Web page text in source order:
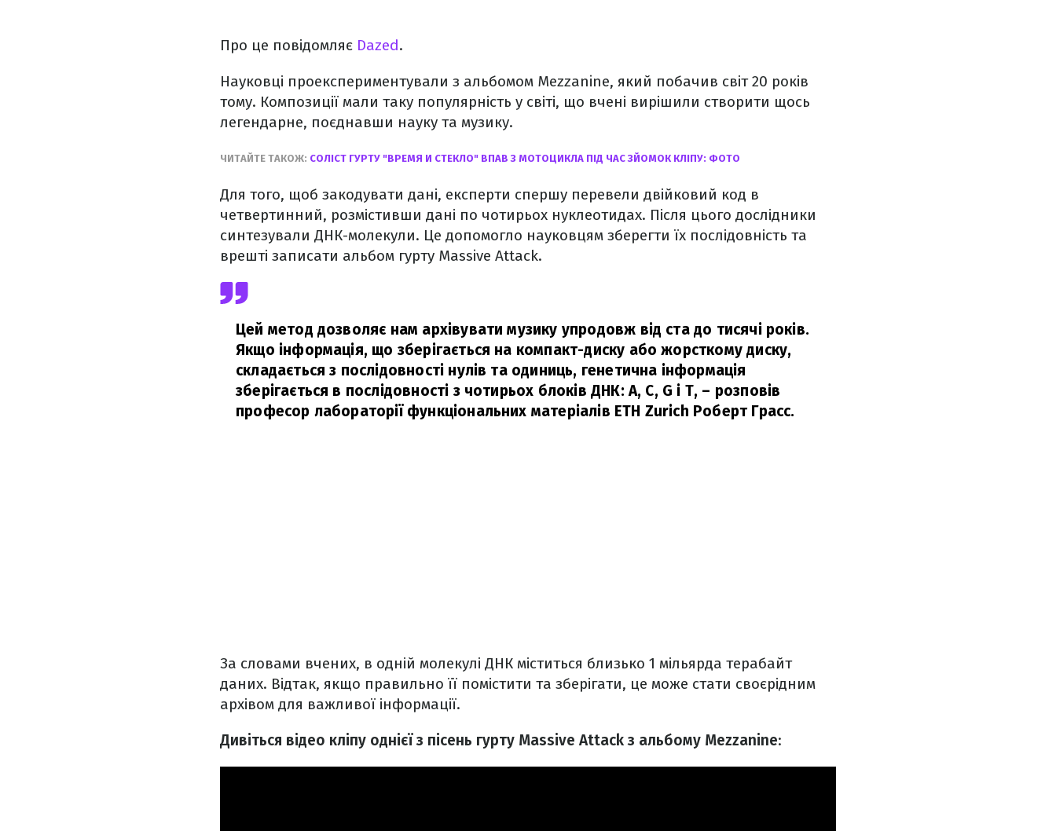
Про це повідомляє Dazed.
Науковці проекспериментували з альбомом Mezzanine, який побачив світ 20 років
тому. Композиції мали таку популярність у світі, що вчені вирішили створити щось
легендарне, поєднавши науку та музику.
ЧИТАЙТЕ ТАКОЖ: СОЛІСТ ГУРТУ "ВРЕМЯ И СТЕКЛО" ВПАВ З МОТОЦИКЛА ПІД ЧАС ЗЙОМОК КЛІПУ: ФОТО
Для того, щоб закодувати дані, експерти спершу перевели двійковий код в
четвертинний, розмістивши дані по чотирьох нуклеотидах. Після цього дослідники
синтезували ДНК-молекули. Це допомогло науковцям зберегти їх послідовність та
врешті записати альбом гурту Massive Attack.
Цей метод дозволяє нам архівувати музику упродовж від ста до тисячі років.
Якщо інформація, що зберігається на компакт-диску або жорсткому диску,
складається з послідовності нулів та одиниць, генетична інформація
зберігається в послідовності з чотирьох блоків ДНК: A, C, G і T, – розповів
професор лабораторії функціональних матеріалів ETH Zurich Роберт Грасс.
За словами вчених, в одній молекулі ДНК міститься близько 1 мільярда терабайт
даних. Відтак, якщо правильно її помістити та зберігати, це може стати своєрідним
архівом для важливої інформації.
Дивіться відео кліпу однієї з пісень гурту Massive Attack з альбому Mezzanine: